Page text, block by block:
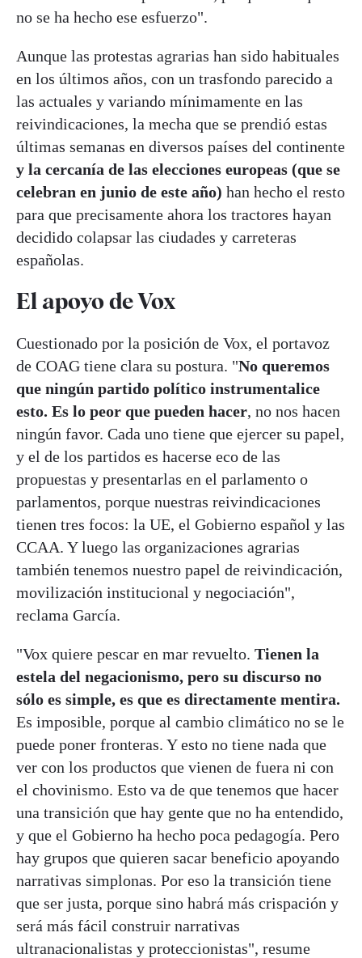
no se ha hecho ese esfuerzo".
Aunque las protestas agrarias han sido habituales
en los últimos años, con un trasfondo parecido a
las actuales y variando mínimamente en las
reivindicaciones, la mecha que se prendió estas
últimas semanas en diversos países del continente
y la cercanía de las elecciones europeas (que se
celebran en junio de este año) han hecho el resto
para que precisamente ahora los tractores hayan
decidido colapsar las ciudades y carreteras
españolas.
El apoyo de Vox
Cuestionado por la posición de Vox, el portavoz
de COAG tiene clara su postura. "No queremos
que ningún partido político instrumentalice
esto. Es lo peor que pueden hacer, no nos hacen
ningún favor. Cada uno tiene que ejercer su papel,
y el de los partidos es hacerse eco de las
propuestas y presentarlas en el parlamento o
parlamentos, porque nuestras reivindicaciones
tienen tres focos: la UE, el Gobierno español y las
CCAA. Y luego las organizaciones agrarias
también tenemos nuestro papel de reivindicación,
movilización institucional y negociación",
reclama García.
"Vox quiere pescar en mar revuelto. Tienen la
estela del negacionismo, pero su discurso no
sólo es simple, es que es directamente mentira.
Es imposible, porque al cambio climático no se le
puede poner fronteras. Y esto no tiene nada que
ver con los productos que vienen de fuera ni con
el chovinismo. Esto va de que tenemos que hacer
una transición que hay gente que no ha entendido,
y que el Gobierno ha hecho poca pedagogía. Pero
hay grupos que quieren sacar beneficio apoyando
narrativas simplonas. Por eso la transición tiene
que ser justa, porque sino habrá más crispación y
será más fácil construir narrativas
ultranacionalistas y proteccionistas", resume